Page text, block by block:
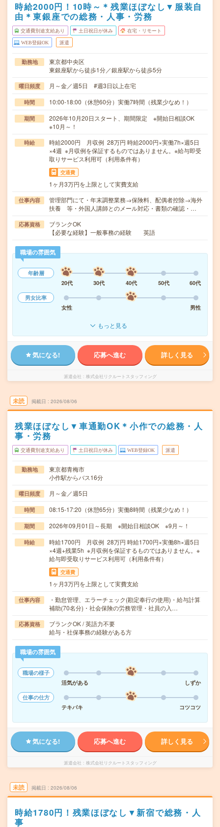
時給2000円！10時～＊残業ほぼなし▼服装自
由＊東銀座での総務・人事・労務
交通費別途支給あり 土日祝日が休み 在宅・リモート
WEB登録OK 派遣
勤務地
東京都中央区
東銀座駅から徒歩1分／銀座駅から徒歩5分
曜日頻度 月～金／週5日 #週3日以上在宅
時間 10:00-18:00（休憩60分）実働7時間（残業少なめ！）
期間
2026年10月20日スタート、期間限定 ※開始日相談OK
※10月～！
時給
時給2000円 月収例 28万円 時給2000円×実働7h×週5日
×4週 ※月収例を保証するものではありません。※給与即受
取りサービス利用可（利用条件有）
交通費
1ヶ月3万円を上限として実費支給
仕事内容
管理部門にて・年末調整業務→保険料、配偶者控除→海外
扶養 等・外国人講師とのメール対応・書類の確認・…
応募資格
ブランクOK
【必要な経験】一般事務の経験 英語
職場の雰囲気
年齢層
20代
30代 40代 50代
60代
男女比率
女性
男性
もっと見る
気になる! 応募へ進む 詳しく見る
派遣会社 株式会社リクルートスタッフィング
未読 掲載日 2026/08/06
残業ほぼなし▼車通勤OK＊小作での総務・人
事・労務
交通費別途支給あり 土日祝日が休み WEB登録OK 派遣
勤務地
東京都青梅市
小作駅からバス16分
曜日頻度 月～金／週5日
時間 08:15-17:20（休憩65分）実働8時間（残業少なめ！）
期間 2026年09月01日～長期 ※開始日相談OK ※9月～！
時給
時給1700円 月収例 28万円 時給1700円×実働8h×週5日
×4週+残業5h ※月収例を保証するものではありません。※
給与即受取りサービス利用可（利用条件有）
交通費
1ヶ月3万円を上限として実費支給
仕事内容
・勤怠管理、エラーチェック(勘定奉行の使用)・給与計算
補助(70名分)・社会保険の労務管理・社員の入…
応募資格
ブランクOK / 英語力不要
給与・社保事務の経験がある方
職場の雰囲気
職場の様子
活気がある
しずか
仕事の仕方
テキパキ
コツコツ
気になる! 応募へ進む 詳しく見る
派遣会社 株式会社リクルートスタッフィング
未読 掲載日 2026/08/06
時給1780円！残業ほぼなし▼新宿で総務・人
事